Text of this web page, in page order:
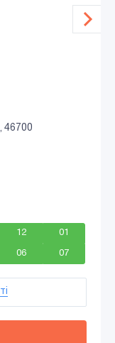
46700
12 01
06 07